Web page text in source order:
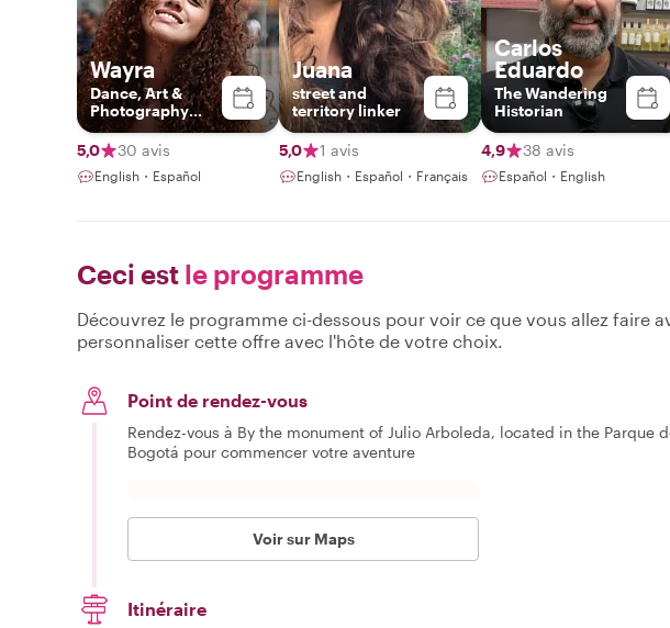
Wayra
Dance, Art &
Photography
Enthusiast
5,0
30 avis
English・Español
Juana
street and
territory linker
5,0 1 avis
English・Español・Français
Carlos
Eduardo
The Wandering
Historian
4,9 38 avis
Español・English
Ceci est le programme
Découvrez le programme ci-dessous pour voir ce que vous allez faire
personnaliser cette offre avec l'hôte de votre choix.
Point de rendez-vous
Rendez-vous à By the monument of Julio Arboleda, located in the Parque
Bogotá pour commencer votre aventure
Voir sur Maps
Itinéraire